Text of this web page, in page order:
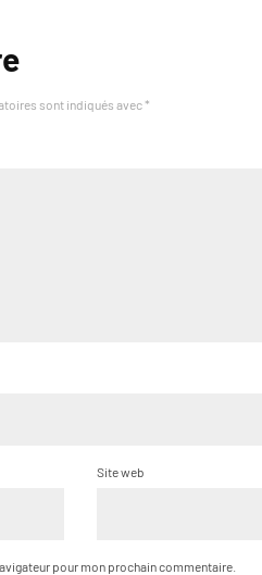
sont indiqués avec *
Site web
pour mon prochain commentaire.